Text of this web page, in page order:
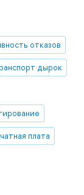
отказов
дырок
плата